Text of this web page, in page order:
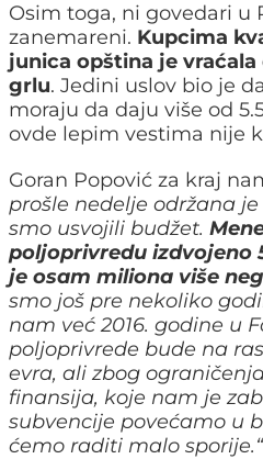
Osim toga, ni govedari u
zanemareni. Kupcima
junica opština je vraćala
grlu. Jedini uslov bio je
moraju da daju više od
ovde lepim vestima nije
Goran Popović za kraj
prošle nedelje održana
smo usvojili budžet.
poljoprivredu izdvojeno
je osam miliona više
smo još pre nekoliko
nam već 2016. godine u
poljoprivrede bude na
evra, ali zbog
finansija, koje nam je
subvencije povećamo u
ćemo raditi malo sporije.“